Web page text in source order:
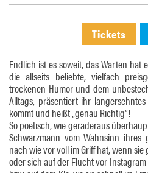
Tickets
Endlich ist es soweit, das Warten hat
die allseits beliebte, vielfach
trockenen Humor und dem
Alltags, präsentiert ihr
kommt und heißt „genau Richtig“!
So poetisch, wie geraderaus
Schwarzmann vom Wahnsinn
nach wie vor voll im Griff hat, wenn
oder sich auf der Flucht vor